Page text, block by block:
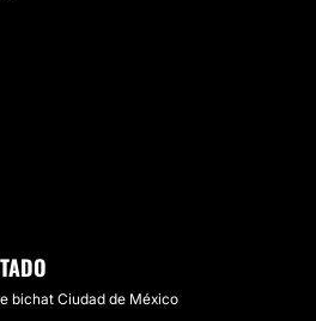
bichat Ciudad de México